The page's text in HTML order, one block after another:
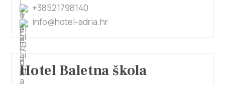
+38521798140
info@hotel-adria.hr
Hotel Baletna škola